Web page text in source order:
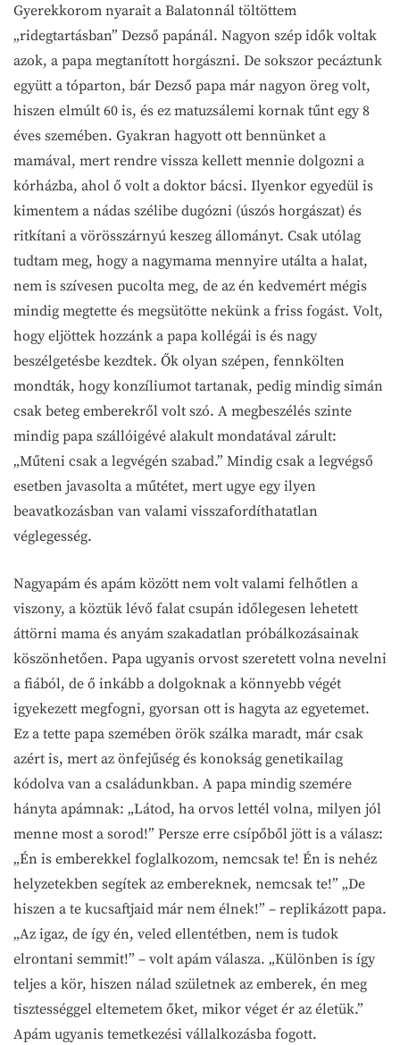
Gyerekkorom nyarait a Balatonnál töltöttem
„ridegtartásban” Dezső papánál. Nagyon szép idők voltak
azok, a papa megtanított horgászni. De sokszor pecáztunk
együtt a tóparton, bár Dezső papa már nagyon öreg volt,
hiszen elmúlt 60 is, és ez matuzsálemi kornak tűnt egy 8
éves szemében. Gyakran hagyott ott bennünket a
mamával, mert rendre vissza kellett mennie dolgozni a
kórházba, ahol ő volt a doktor bácsi. Ilyenkor egyedül is
kimentem a nádas szélibe dugózni (úszós horgászat) és
ritkítani a vörösszárnyú keszeg állományt. Csak utólag
tudtam meg, hogy a nagymama mennyire utálta a halat,
nem is szívesen pucolta meg, de az én kedvemért mégis
mindig megtette és megsütötte nekünk a friss fogást. Volt,
hogy eljöttek hozzánk a papa kollégái is és nagy
beszélgetésbe kezdtek. Ők olyan szépen, fennkölten
mondták, hogy konzíliumot tartanak, pedig mindig simán
csak beteg emberekről volt szó. A megbeszélés szinte
mindig papa szállóigévé alakult mondatával zárult:
„Műteni csak a legvégén szabad.” Mindig csak a legvégső
esetben javasolta a műtétet, mert ugye egy ilyen
beavatkozásban van valami visszafordíthatatlan
véglegesség.
Nagyapám és apám között nem volt valami felhőtlen a
viszony, a köztük lévő falat csupán időlegesen lehetett
áttörni mama és anyám szakadatlan próbálkozásainak
köszönhetően. Papa ugyanis orvost szeretett volna nevelni
a fiából, de ő inkább a dolgoknak a könnyebb végét
igyekezett megfogni, gyorsan ott is hagyta az egyetemet.
Ez a tette papa szemében örök szálka maradt, már csak
azért is, mert az önfejűség és konokság genetikailag
kódolva van a családunkban. A papa mindig szemére
hányta apámnak: „Látod, ha orvos lettél volna, milyen jól
menne most a sorod!” Persze erre csípőből jött is a válasz:
„Én is emberekkel foglalkozom, nemcsak te! Én is nehéz
helyzetekben segítek az embereknek, nemcsak te!” „De
hiszen a te kucsaftjaid már nem élnek!” – replikázott papa.
„Az igaz, de így én, veled ellentétben, nem is tudok
elrontani semmit!” – volt apám válasza. „Különben is így
teljes a kör, hiszen nálad születnek az emberek, én meg
tisztességgel eltemetem őket, mikor véget ér az életük.”
Apám ugyanis temetkezési vállalkozásba fogott.